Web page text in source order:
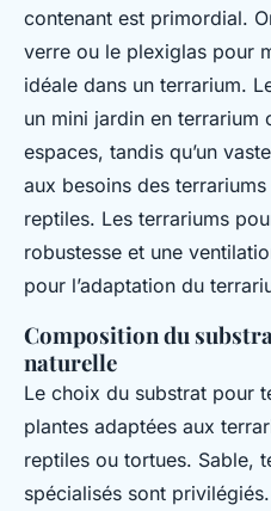
contenant est primordial.
verre ou le plexiglas pour
idéale dans un terrarium.
un mini jardin en terrarium
espaces, tandis qu’un
aux besoins des
reptiles. Les terrariums
robustesse et une
pour l’adaptation du
Composition du
naturelle
Le choix du substrat pour
plantes adaptées aux
reptiles ou tortues. Sable,
spécialisés sont